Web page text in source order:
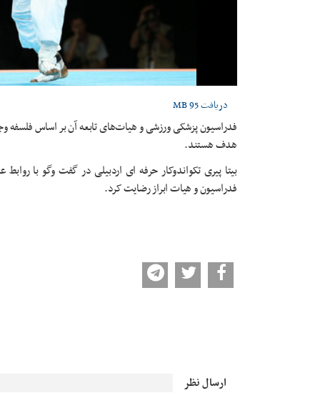
دریافت95 MB
فدراسیون پزشکی ورزشی و هیات‌های تابعه آن بر اساس فلسفه
هدف هستند.
بیتا پیری تکواندوکار حرفه ای اردبیلی در گفت وگو با
فدراسیون و هیات ابراز رضایت کرد.
ارسال نظر